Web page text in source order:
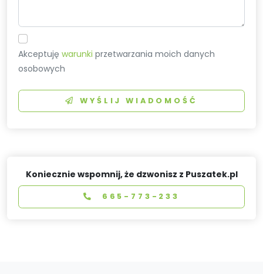
Akceptujęwarunki przetwarzania moich danych
osobowych
WYŚLIJ WIADOMOŚĆ
Koniecznie wspomnij, że dzwonisz z Puszatek.pl
665-773-233